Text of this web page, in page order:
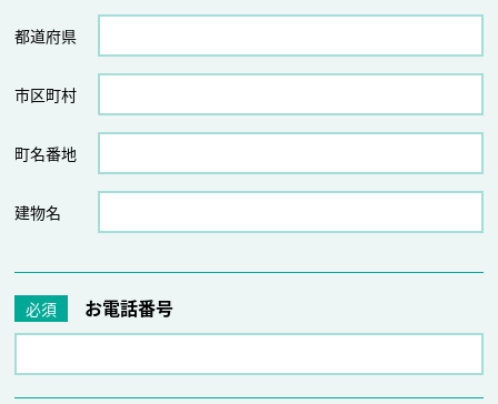
都道府県
市区町村
町名番地
建物名
必須 お電話番号